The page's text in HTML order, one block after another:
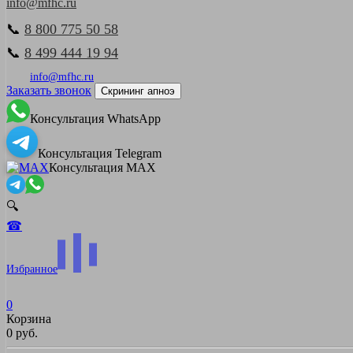
info@mfhc.ru
📞 8 800 775 50 58
📞 8 499 444 19 94
info@mfhc.ru
Заказать звонок Скрининг апноэ
Консультация WhatsApp
Консультация Telegram
Консультация MAX
🔍
☎
Избранное
0
Корзина
0 руб.